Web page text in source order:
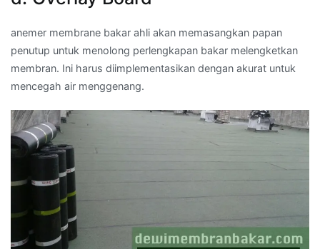
anemer membrane bakar ahli akan memasangkan papan
penutup untuk menolong perlengkapan bakar melengketkan
membran. Ini harus diimplementasikan dengan akurat untuk
mencegah air menggenang.